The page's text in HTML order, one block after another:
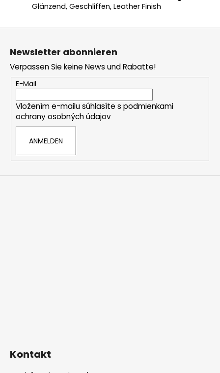
Glänzend, Geschliffen, Leather Finish
F
Newsletter abonnieren
Verpassen Sie keine News und Rabatte!
E-Mail
Vložením e-mailu súhlasíte s podmienkami
ochrany osobných údajov
ANMELDEN
Kontakt